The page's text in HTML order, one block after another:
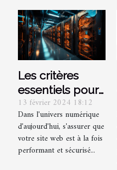
Les critères
essentiels pour
choisir un
hébergement
web performant
et sécurisé
13 février 2024 18:12
Dans l'univers numérique
d'aujourd'hui, s'assurer que
votre site web est à la fois
performant et sécurisé...